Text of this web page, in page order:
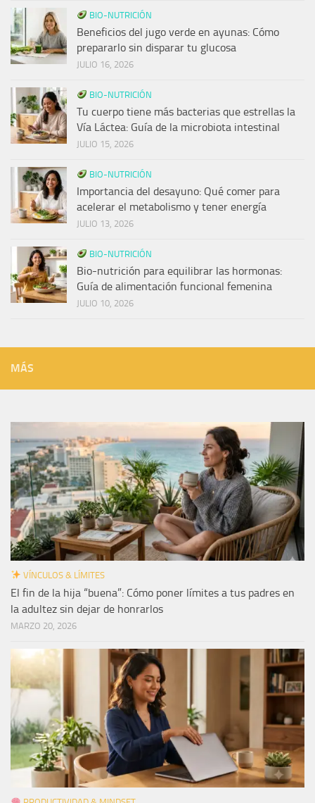
BIO-NUTRICIÓN
Beneficios del jugo verde en ayunas: Cómo
prepararlo sin disparar tu glucosa
JULIO 16, 2026
BIO-NUTRICIÓN
Tu cuerpo tiene más bacterias que estrellas la
Vía Láctea: Guía de la microbiota intestinal
JULIO 15, 2026
BIO-NUTRICIÓN
Importancia del desayuno: Qué comer para
acelerar el metabolismo y tener energía
JULIO 13, 2026
BIO-NUTRICIÓN
Bio-nutrición para equilibrar las hormonas:
Guía de alimentación funcional femenina
JULIO 10, 2026
MÁS
VÍNCULOS & LÍMITES
El fin de la hija “buena”: Cómo poner límites a tus padres en
la adultez sin dejar de honrarlos
MARZO 20, 2026